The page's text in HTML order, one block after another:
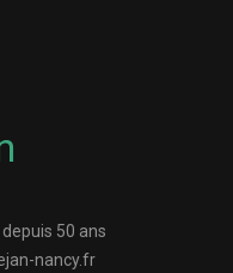
50 ans
nancy.fr